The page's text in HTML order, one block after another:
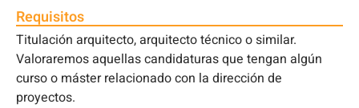
Requisitos
Titulación arquitecto, arquitecto técnico o similar.
Valoraremos aquellas candidaturas que tengan algún
curso o máster relacionado con la dirección de
proyectos.